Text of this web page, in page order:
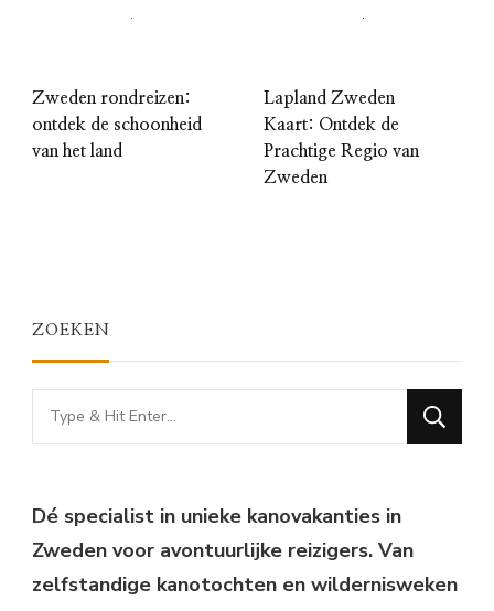
Zweden rondreizen:
ontdek de schoonheid
van het land
Lapland Zweden
Kaart: Ontdek de
Prachtige Regio van
Zweden
ZOEKEN
Looking
for
Dé specialist in unieke kanovakanties in
Zweden voor avontuurlijke reizigers. Van
zelfstandige kanotochten en wildernisweken